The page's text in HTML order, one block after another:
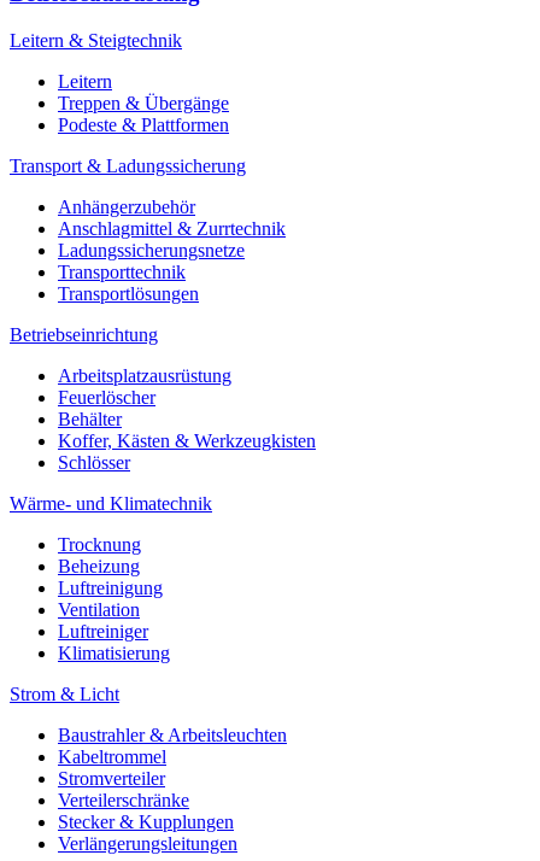
Leitern & Steigtechnik
Leitern
Treppen & Übergänge
Podeste & Plattformen
Transport & Ladungssicherung
Anhängerzubehör
Anschlagmittel & Zurrtechnik
Ladungssicherungsnetze
Transporttechnik
Transportlösungen
Betriebseinrichtung
Arbeitsplatzausrüstung
Feuerlöscher
Behälter
Koffer, Kästen & Werkzeugkisten
Schlösser
Wärme- und Klimatechnik
Trocknung
Beheizung
Luftreinigung
Ventilation
Luftreiniger
Klimatisierung
Strom & Licht
Baustrahler & Arbeitsleuchten
Kabeltrommel
Stromverteiler
Verteilerschränke
Stecker & Kupplungen
Verlängerungs­leitungen